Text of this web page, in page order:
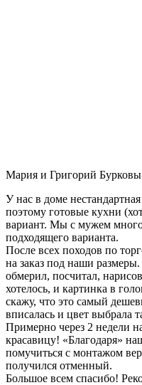
Мария и Григорий Бурковы
У нас в доме
поэтому готовые кухни
вариант. Мы с мужем
подходящего варианта.
После всех походов по
на заказ под наши
обмерил, посчитал,
хотелось, и картинка в
скажу, что это самый
вписалась и цвет выбрала
Примерно через 2 недели
красавицу! «Благодаря»
помучиться с монтажом
получился отменный.
Большое всем спасибо!